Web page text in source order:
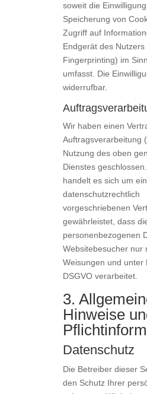
soweit die
Speicherung von
Zugriff auf
Endgerät des Nutzers
Fingerprinting) im
umfasst. Die
widerrufbar.
Wir haben einen
Auftragsverarbeitung
Nutzung des oben
Dienstes
handelt es sich um
datenschutzrechtlich
vorgeschriebenen
gewährleistet, dass
personenbezogenen
Websitebesucher nur
Weisungen und unter
DSGVO verarbeitet.
3.
Hinweise
Datenschutz
Die Betreiber dieser
den Schutz Ihrer